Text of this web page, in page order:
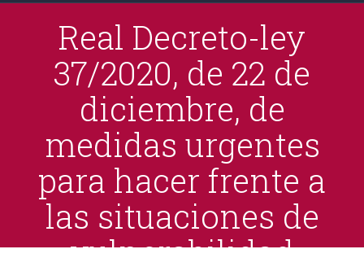
Real Decreto-ley
37/2020, de 22 de
diciembre, de
medidas urgentes
para hacer frente a
las situaciones de
vulnerabilidad